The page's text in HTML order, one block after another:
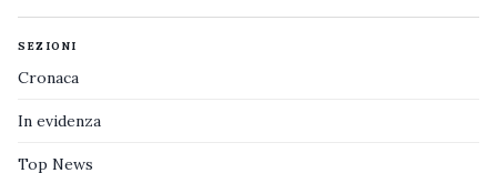
SEZIONI
Cronaca
In evidenza
Top News